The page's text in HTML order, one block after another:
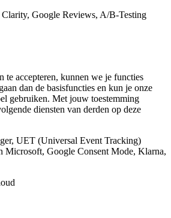
Google Reviews, A/B-Testing
te accepteren, kunnen we je functies
dan de basisfuncties en kun je onze
gebruiken. Met jouw toestemming
diensten van derden op deze
UET (Universal Event Tracking)
Microsoft, Google Consent Mode, Klarna,